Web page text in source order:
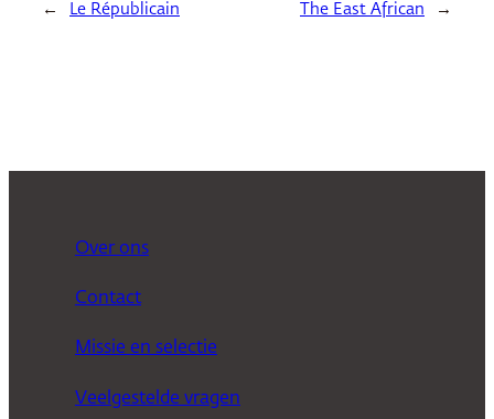
← Le Républicain The East African →
Over ons
Contact
Missie en selectie
Veelgestelde vragen